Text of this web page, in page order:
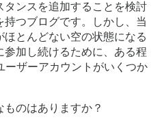
ンスを追加することを検討
つブログです。しかし、当
とんどない空の状態になる
加し続けるために、ある程
ーザーアカウントがいくつか
のはありますか？